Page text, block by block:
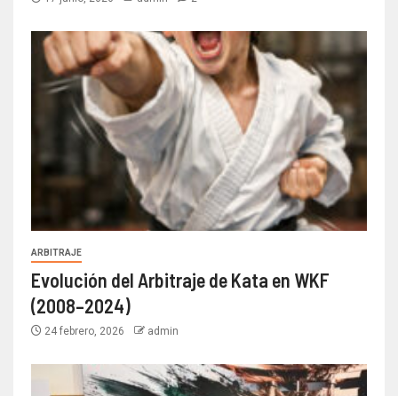
ARBITRAJE
Evolución del Arbitraje de Kata en WKF
(2008–2024)
24 febrero, 2026 admin